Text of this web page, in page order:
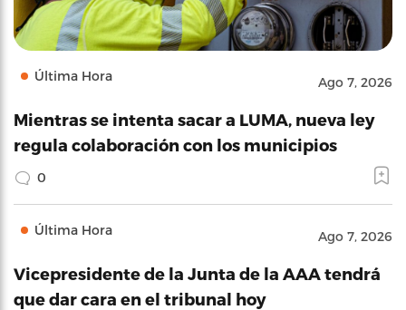
Última Hora Ago 7, 2026
Mientras se intenta sacar a LUMA, nueva ley
regula colaboración con los municipios
0
Última Hora Ago 7, 2026
Vicepresidente de la Junta de la AAA tendrá
que dar cara en el tribunal hoy